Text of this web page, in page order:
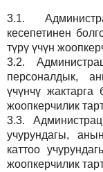
3.1.
кесепетинен
түрү үчүн
3.2.
персоналдык,
үчүнчү жактарга
жоопкерчилик
3.3.
учурундагы,
каттоо
жоопкерчилик